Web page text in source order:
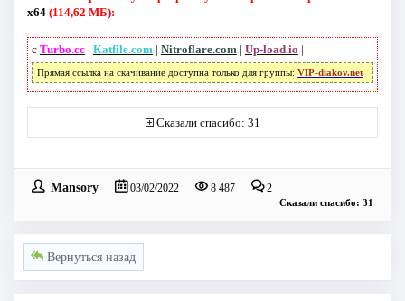
x64(114,62 МБ):
с Turbo.cc| Katfile.com | Nitroflare.com | Up-load.io |
Прямая ссылка на скачивание доступна только для группы: VIP-diakov.net
Сказали спасибо: 31
Mansory 03/02/2022 8 487 2
Сказали спасибо: 31
Вернуться назад